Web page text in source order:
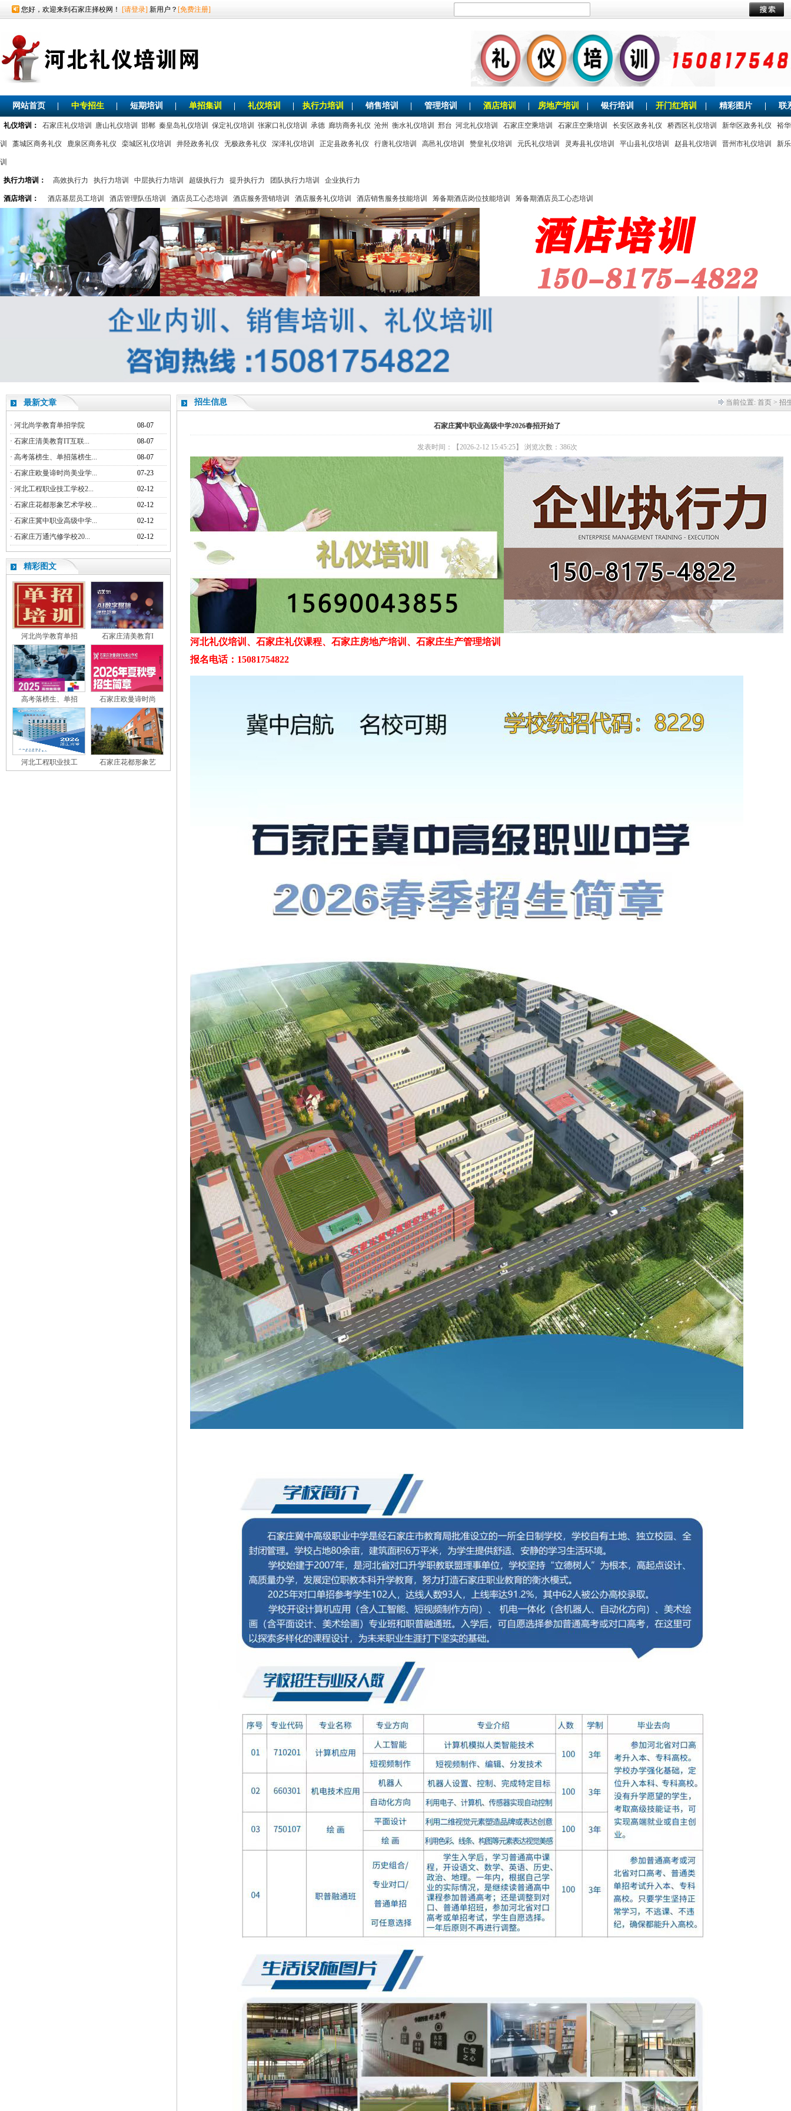
您好，欢迎来到石家庄择校网！ [请登录] 新用户？ [免费注册]
网站首页 中专招生 短期培训 单招集训 礼仪培训 执行力培训 销售培训 管理培训 酒店培训 房地产培训 银行培训 开门红培训 精彩图片 联
礼仪培训： 石家庄礼仪培训 唐山礼仪培训 邯郸 秦皇岛礼仪培训 保定礼仪培训 张家口礼仪培训 承德 廊坊商务礼仪 沧州 衡水礼仪培训 邢台 河北礼仪培训 石家庄空乘培训 石家庄空乘培训 长安区政务礼仪 桥西区礼仪培训 新华区政务礼仪 裕
训 藁城区商务礼仪 鹿泉区商务礼仪 栾城区礼仪培训 井陉政务礼仪 无极政务礼仪 深泽礼仪培训 正定县政务礼仪 行唐礼仪培训 高邑礼仪培训 赞皇礼仪培训 元氏礼仪培训 灵寿县礼仪培训 平山县礼仪培训 赵县礼仪培训 晋州市礼仪培训 新
训
执行力培训： 高效执行力 执行力培训 中层执行力培训 超级执行力 提升执行力 团队执行力培训 企业执行力
酒店培训： 酒店基层员工培训 酒店管理队伍培训 酒店员工心态培训 酒店服务营销培训 酒店服务礼仪培训 酒店销售服务技能培训 筹备期酒店岗位技能培训 筹备期酒店员工心态培训
最新文章
· 河北尚学教育单招学院
08-07
· 石家庄清美教育IT互联...
08-07
· 高考落榜生、单招落榜生...
08-07
· 石家庄欧曼谛时尚美业学...
07-23
· 河北工程职业技工学校2...
02-12
· 石家庄花都形象艺术学校...
02-12
· 石家庄冀中职业高级中学...
02-12
· 石家庄万通汽修学校20... 02-12
精彩图文
河北尚学教育单招 石家庄清美教育I
高考落榜生、单招 石家庄欧曼谛时尚
河北工程职业技工 石家庄花都形象艺
招生信息 当前位置: 首页 > 招
石家庄冀中职业高级中学2026春招开始了
发表时间：【2026-2-12 15:45:25】 浏览次数：386次
河北礼仪培训、石家庄礼仪课程、石家庄房地产培训、石家庄生产管理培训
报名电话：15081754822